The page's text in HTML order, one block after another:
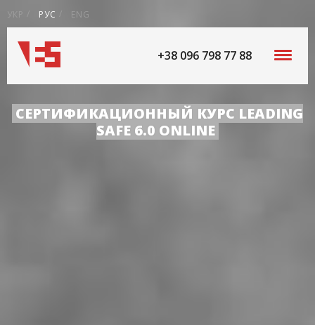
УКР РУС ENG
+38 096 798 77 88
СЕРТИФИКАЦИОННЫЙ КУРС LEADING
SAFE 6.0 ONLINE